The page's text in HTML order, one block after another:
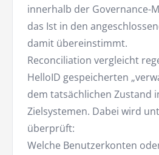
innerhalb der Governance-
das Ist in den
damit übereinstimmt.
Reconciliation vergleicht
HelloID gespeicherten
dem tatsächlichen Zustand
Zielsystemen. Dabei wird
überprüft:
Welche Benutzerkonten